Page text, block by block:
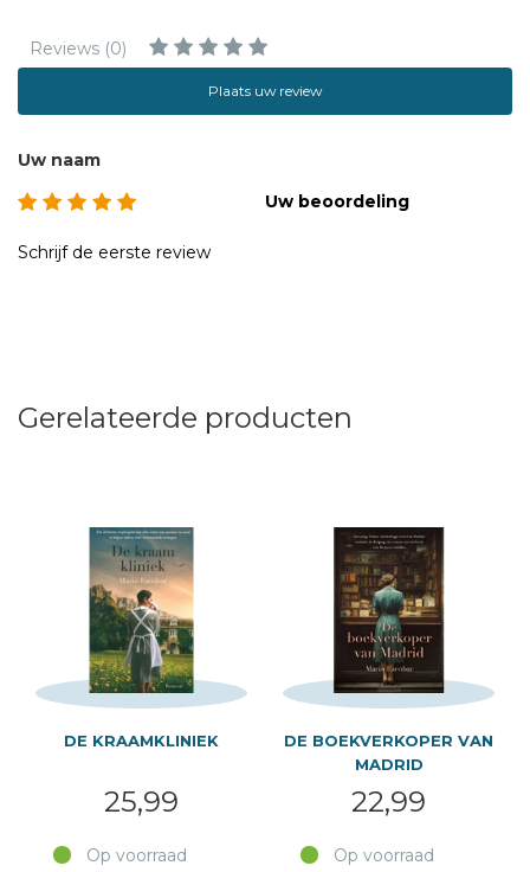
Reviews (0)
Plaats uw review
Uw naam
Uw beoordeling
Schrijf de eerste review
Gerelateerde producten
DE KRAAMKLINIEK
25,99
Op voorraad
DE BOEKVERKOPER VAN
MADRID
22,99
Op voorraad